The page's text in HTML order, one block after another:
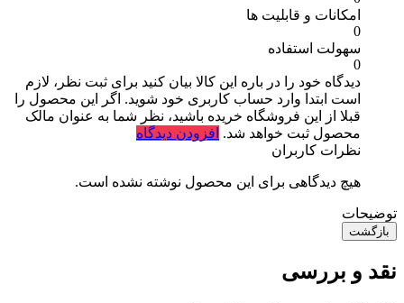
امکانات و قابلیت ها
0
سهولت استفاده
0
دیدگاه خود را در باره این کالا بیان کنید برای ثبت نظر، لازم
است ابتدا وارد حساب کاربری خود شوید. اگر این محصول را
قبلا از این فروشگاه خریده باشید، نظر شما به عنوان مالک
محصول ثبت خواهد شد. افزودن دیدگاه
نظرات کاربران
هیچ دیدگاهی برای این محصول نوشته نشده است.
توضیحات
بازگشت
نقد و بررسی